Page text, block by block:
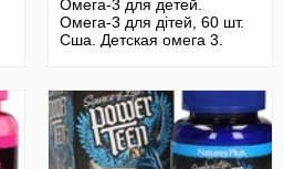
Омега-3 для детей.
Омега-3 для дітей, 60 шт.
Сша. Детская омега 3.